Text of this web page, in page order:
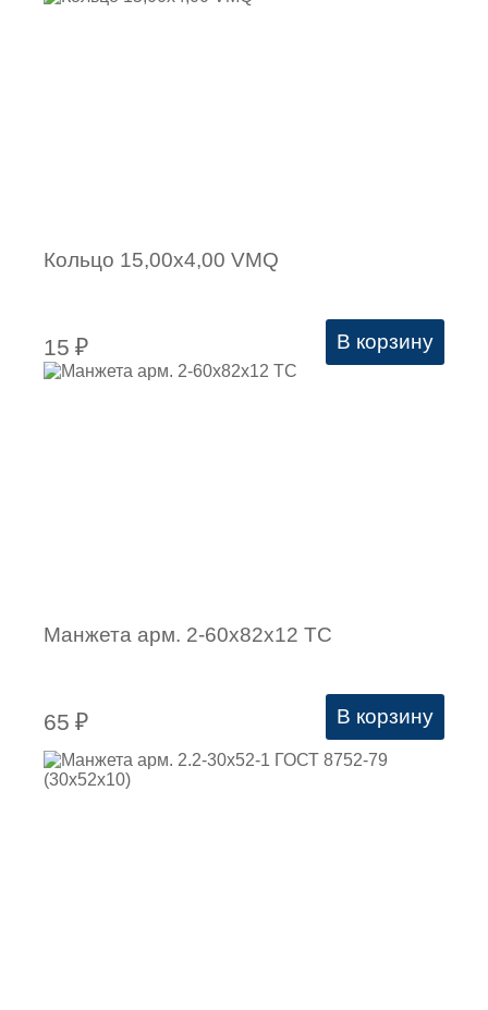
Кольцо 15,00х4,00 VMQ
15 ₽ В корзину
Манжета арм. 2-60х82х12 ТC
65 ₽ В корзину